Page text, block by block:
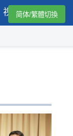
视频简体/繁體切換